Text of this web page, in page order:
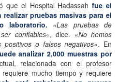
que el Hospital Hadassahfue el
realizar pruebas masivas para el
laboratorio.
«Las pruebas de
confiables«, dice. «No hemos
o falsos negativos». En
analizar 2,000 muestras por
relacionada con el profesor
mucho tiempo y requiere